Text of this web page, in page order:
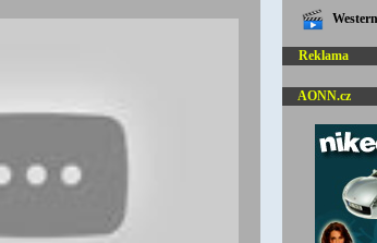
Western
Reklama
AONN.cz